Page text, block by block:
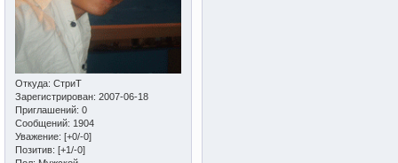
Откуда: СтриТ
Зарегистрирован: 2007-06-18
Приглашений: 0
Сообщений: 1904
Уважение: [+0/-0]
Позитив: [+1/-0]